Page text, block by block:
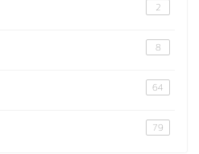
2
8
64
79